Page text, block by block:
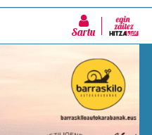
Sartu